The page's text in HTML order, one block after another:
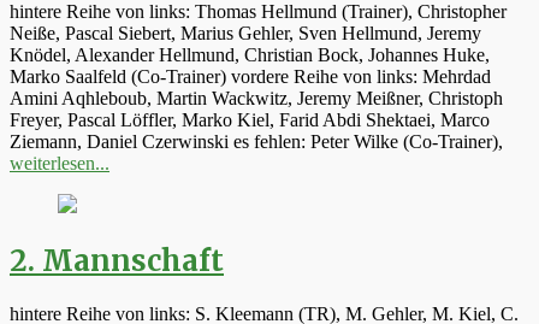
hintere Reihe von links: Thomas Hellmund (Trainer), Christopher
Neiße, Pascal Siebert, Marius Gehler, Sven Hellmund, Jeremy
Knödel, Alexander Hellmund, Christian Bock, Johannes Huke,
Marko Saalfeld (Co-Trainer) vordere Reihe von links: Mehrdad
Amini Aqhleboub, Martin Wackwitz, Jeremy Meißner, Christoph
Freyer, Pascal Löffler, Marko Kiel, Farid Abdi Shektaei, Marco
Ziemann, Daniel Czerwinski es fehlen: Peter Wilke (Co-Trainer),
weiterlesen...
2. Mannschaft
hintere Reihe von links: S. Kleemann (TR), M. Gehler, M. Kiel, C.